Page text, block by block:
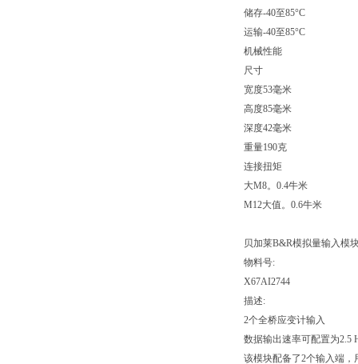
储存-40至85°C
运输-40至85°C
机械性能
尺寸
宽度53毫米
高度85毫米
深度42毫米
重量190克
连接扭矩
大M8。0.4牛米
M12大值。0.6牛米
贝加莱B&R模拟量输入模
物料号:
X67AI2744
描述:
2个全桥应变计输入
数据输出速率可配置为2.5
该模块配备了2个输入端